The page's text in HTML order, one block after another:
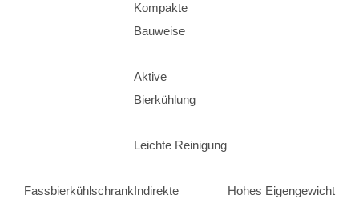
Kompakte
Bauweise
Aktive
Bierkühlung
Leichte Reinigung
Fassbierkühlschrank Indirekte
Hohes Eigengewicht